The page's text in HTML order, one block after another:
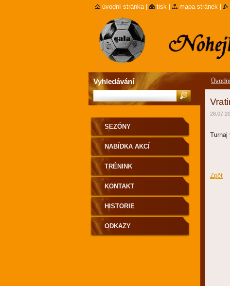
Turnaj
Zpět
SEZÓNY
NABÍDKA AKCÍ
TRÉNINK
KONTAKT
HISTORIE
ODKAZY
Vyhledávání
úvodní stránka tisk mapa stránek